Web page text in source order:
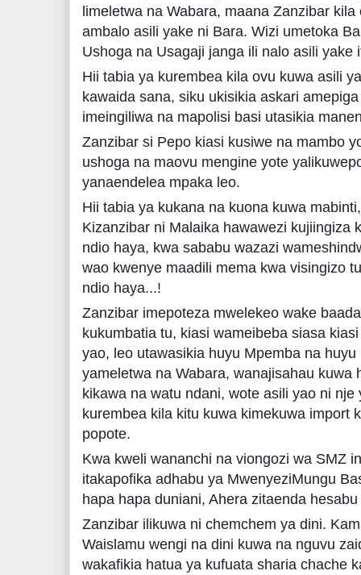
limeletwa na Wabara, maana Zanzibar
ambalo asili yake ni Bara. Wizi umetoka
Ushoga na Usagaji janga ili nalo asili yake
Hii tabia ya kurembea kila ovu kuwa asili
kawaida sana, siku ukisikia askari
imeingiliwa na mapolisi basi utasikia
Zanzibar si Pepo kiasi kusiwe na mambo
ushoga na maovu mengine yote
yanaendelea mpaka leo.
Hii tabia ya kukana na kuona kuwa
Kizanzibar ni Malaika hawawezi kujiingiza
ndio haya, kwa sababu wazazi
wao kwenye maadili mema kwa visingizo
ndio haya...!
Zanzibar imepoteza mwelekeo wake
kukumbatia tu, kiasi wameibeba siasa
yao, leo utawasikia huyu Mpemba na
yameletwa na Wabara, wanajisahau kuwa
kikawa na watu ndani, wote asili yao ni
kurembea kila kitu kuwa kimekuwa import
popote.
Kwa kweli wananchi na viongozi wa SMZ
itakapofika adhabu ya MwenyeziMungu
hapa hapa duniani, Ahera zitaenda
Zanzibar ilikuwa ni chemchem ya dini.
Waislamu wengi na dini kuwa na nguvu
wakafikia hatua ya kufuata sharia chache